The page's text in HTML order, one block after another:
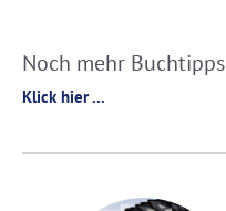
Noch mehr Buchtipps
Klick hier ...